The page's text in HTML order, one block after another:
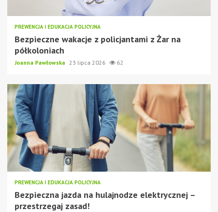
PREWENCJA I EDUKACJA POLICYJNA
Bezpieczne wakacje z policjantami z Żar na
półkoloniach
Joanna Pawłowska 23 lipca 2026 62
PREWENCJA I EDUKACJA POLICYJNA
Bezpieczna jazda na hulajnodze elektrycznej –
przestrzegaj zasad!